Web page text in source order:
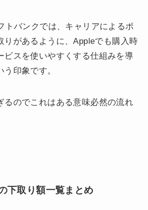
トバンクでは、キャリアによるポ
りがあるように、Appleでも購入時
ビスを使いやすくする仕組みを導
印象です。
るのでこれはある意味必然の流れ
下取り額一覧まとめ